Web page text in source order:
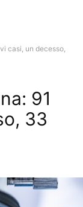
casi, un decesso,
91
33